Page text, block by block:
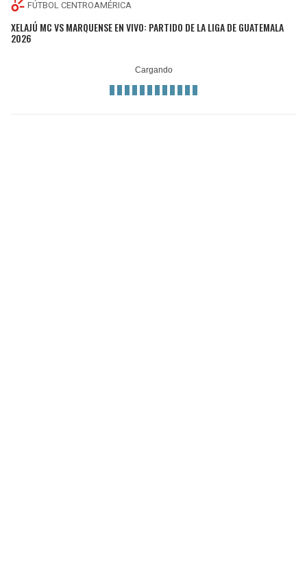
FÚTBOL CENTROAMÉRICA
XELAJÚ MC VS MARQUENSE EN VIVO: PARTIDO DE LA LIGA DE GUATEMALA
2026